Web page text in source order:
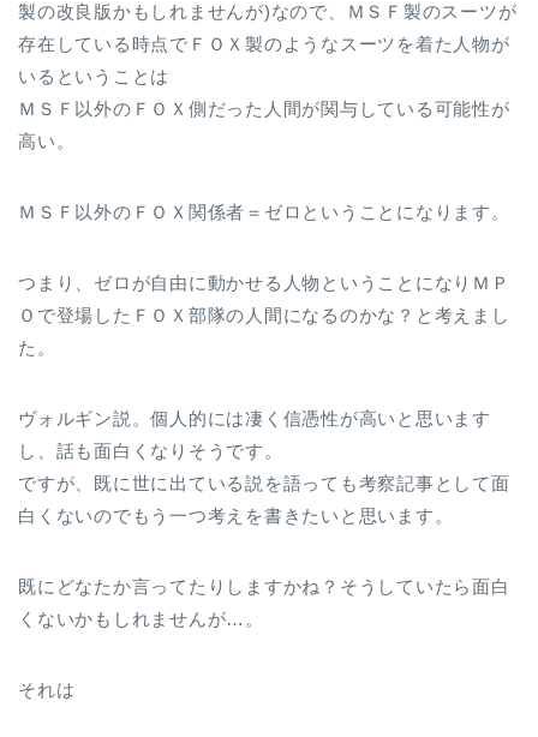
製の改良版かもしれませんが)なので、ＭＳＦ製のスーツが
存在している時点でＦＯＸ製のようなスーツを着た人物が
いるということは
ＭＳＦ以外のＦＯＸ側だった人間が関与している可能性が
高い。
ＭＳＦ以外のＦＯＸ関係者＝ゼロということになります。
つまり、ゼロが自由に動かせる人物ということになりＭＰ
Ｏで登場したＦＯＸ部隊の人間になるのかな？と考えまし
た。
ヴォルギン説。個人的には凄く信憑性が高いと思います
し、話も面白くなりそうです。
ですが、既に世に出ている説を語っても考察記事として面
白くないのでもう一つ考えを書きたいと思います。
既にどなたか言ってたりしますかね？そうしていたら面白
くないかもしれませんが…。
それは